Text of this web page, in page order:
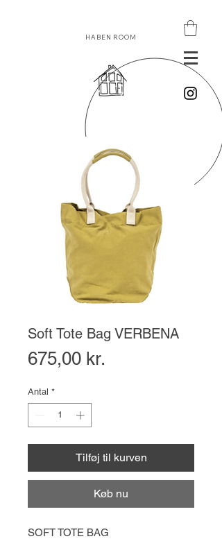
HABEN ROOM
Soft Tote Bag VERBENA
675,00 kr.
Antal *
Tilføj til kurven
Køb nu
SOFT TOTE BAG